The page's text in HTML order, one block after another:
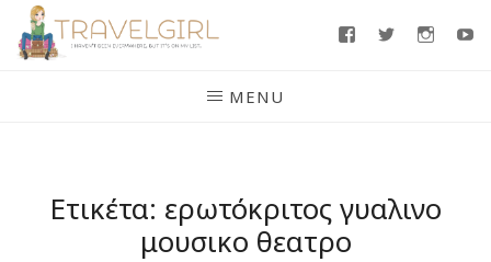
Skip
FacebookTwitter
MENU
Ετικέτα: ερωτόκριτος γυαλινο
μουσικο θεατρο